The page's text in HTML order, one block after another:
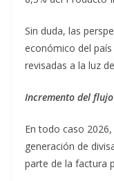
Sin duda, las
económico del
revisadas a la luz
Incremento del
En todo caso
generación de
parte de la factura